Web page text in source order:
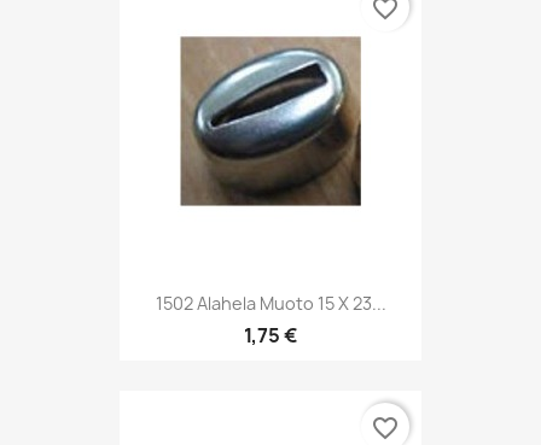
1502 Alahela Muoto 15 X 23...
1,75 €
favorite_border
favorite_border